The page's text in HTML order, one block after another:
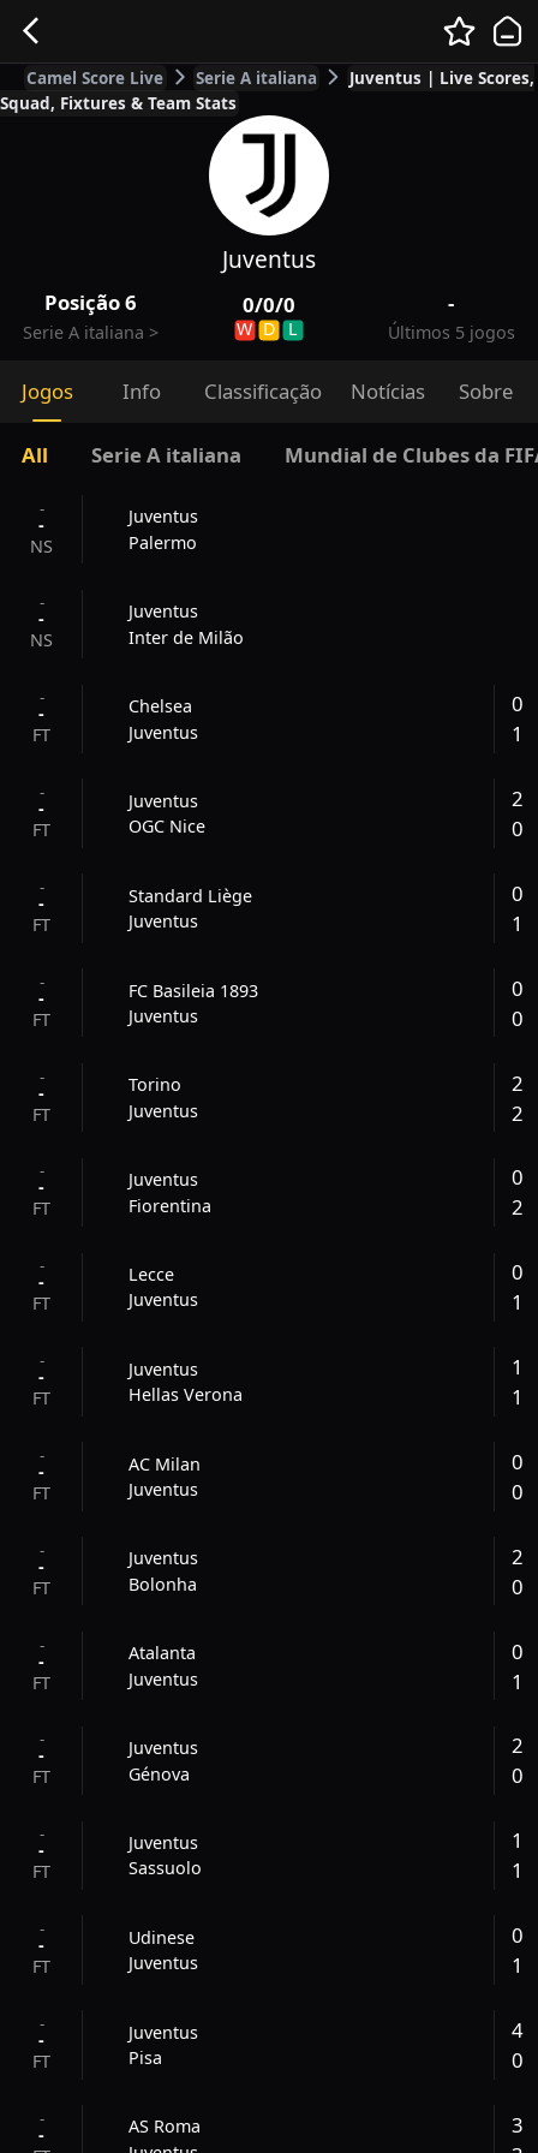
Camel Score Live Serie A italiana
Juventus | Live Scores,
Squad, Fixtures & Team Stats
Juventus
Posição6
Serie A italiana >
0/0/0
W D L
-
Últimos 5 jogos
Jogos Info Classificação Notícias Sobre
All Serie A italiana Mundial de Clubes da
-
-
NS
Juventus
Palermo
-
-
NS
Juventus
Inter de Milão
-
-
FT
Chelsea
Juventus
0
1
-
-
FT
Juventus
OGC Nice
2
0
-
-
FT
Standard Liège
Juventus
0
1
-
-
FT
FC Basileia 1893
Juventus
0
0
-
-
FT
Torino
Juventus
2
2
-
-
FT
Juventus
Fiorentina
0
2
-
-
FT
Lecce
Juventus
0
1
-
-
FT
Juventus
Hellas Verona
1
1
-
-
FT
AC Milan
Juventus
0
0
-
-
FT
Juventus
Bolonha
2
0
-
-
FT
Atalanta
Juventus
0
1
-
-
FT
Juventus
Génova
2
0
-
-
FT
Juventus
Sassuolo
1
1
-
-
FT
Udinese
Juventus
0
1
-
-
FT
Juventus
Pisa
4
0
-
-
AS Roma
3